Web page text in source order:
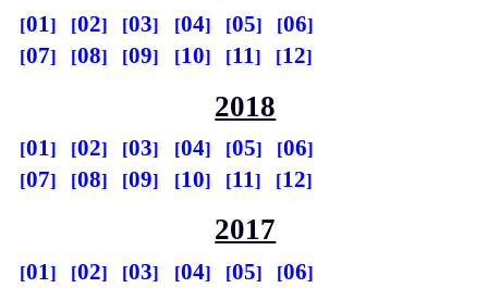
01 02 03 04 05
06
07
08 09 10 11 12
2018
01 02 03 04 05
06
07
08 09 10 11 12
2017
01 02 03 04 05
06